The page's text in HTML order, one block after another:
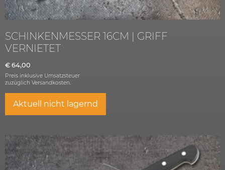
SCHINKENMESSER 16CM | GRIFF
VERNIETET
€ 64,00
Preis inklusive Umsatzsteuer
zuzüglich Versandkosten.
Aktuell nicht lagernd